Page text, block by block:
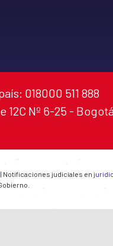
018000 511 888
12C Nº 6-25 -
| Notificaciones judiciales en